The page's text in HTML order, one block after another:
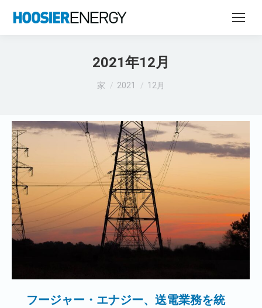
2021年12月
あなたはここにいる：
家 2021 12月
フージャー・エナジー、送電業務を統